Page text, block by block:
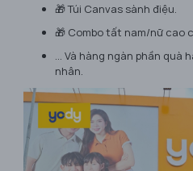
🎁 Túi Canvas sành điệu.
🎁 Combo tất nam/nữ cao
... Và hàng ngàn phần
nhân.